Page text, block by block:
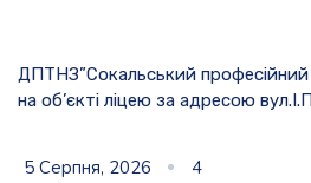
ДПТНЗ”Сокальський професійний
на об’єкті ліцею за адресою
5 Серпня, 2026 4